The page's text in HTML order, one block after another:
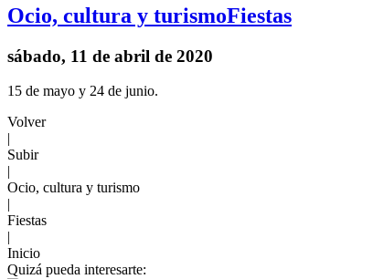
Ocio, cultura y turismoFiestas
sábado, 11 de abril de 2020
15 de mayo y 24 de junio.
Volver
|
Subir
|
Ocio, cultura y turismo
|
Fiestas
|
Inicio
Quizá pueda interesarte: